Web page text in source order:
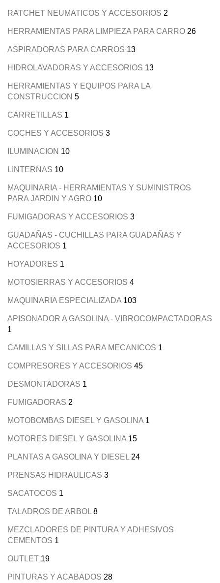
RATCHET NEUMATICOS Y ACCESORIOS 2
HERRAMIENTAS PARA LIMPIEZA PARA CARRO 26
ASPIRADORAS PARA CARROS 13
HIDROLAVADORAS Y ACCESORIOS 13
HERRAMIENTAS Y EQUIPOS PARA LA
CONSTRUCCION 5
CARRETILLAS 1
COCHES Y ACCESORIOS 3
ILUMINACION 10
LINTERNAS 10
MAQUINARIA - HERRAMIENTAS Y SUMINISTROS
PARA JARDIN Y AGRO 10
FUMIGADORAS Y ACCESORIOS 3
GUADAÑAS - CUCHILLAS PARA GUADAÑAS Y
ACCESORIOS 1
HOYADORES 1
MOTOSIERRAS Y ACCESORIOS 4
MAQUINARIA ESPECIALIZADA 103
APISONADOR A GASOLINA - VIBROCOMPACTADORAS
1
CAMILLAS Y SILLAS PARA MECANICOS 1
COMPRESORES Y ACCESORIOS 45
DESMONTADORAS 1
FUMIGADORAS 2
MOTOBOMBAS DIESEL Y GASOLINA 1
MOTORES DIESEL Y GASOLINA 15
PLANTAS A GASOLINA Y DIESEL 24
PRENSAS HIDRAULICAS 3
SACATOCOS 1
TALADROS DE ARBOL 8
MEZCLADORES DE PINTURA Y ADHESIVOS
CEMENTOS 1
OUTLET 19
PINTURAS Y ACABADOS 28